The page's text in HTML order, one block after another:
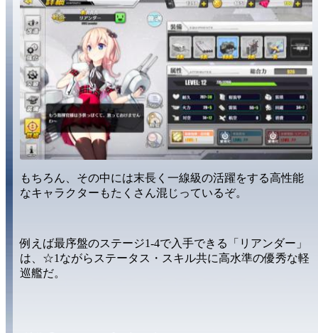
もちろん、その中には末長く 一線級の活躍をする高性能
なキャラクター もたくさん混じっているぞ。
例えば最序盤のステージ1-4で入手できる
「リアンダー」
は、 ☆1 ながらステータス・スキル共に高水準の優秀な軽
巡艦だ。